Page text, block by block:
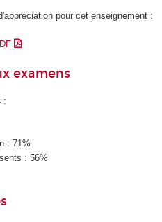
pour cet enseignement :
examens
:
: 71%
: 56%